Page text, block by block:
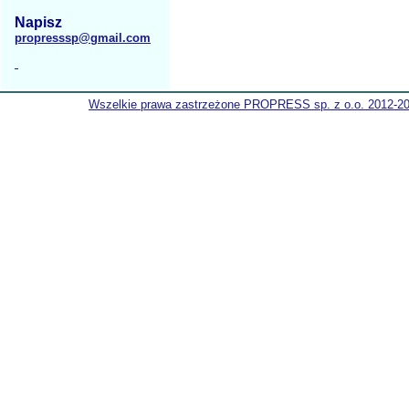
Napisz
propresssp@gmail.com
Wszelkie prawa zastrzeżone PROPRESS sp. z o.o. 2012-